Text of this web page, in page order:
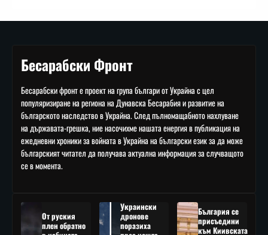
Бесарабски Фронт
Бесарабски фронт е проект на група българи от Украйна с цел
популяризиране на региона на Дунавска Бесарабия и развитие на
българското наследство в Украйна. След пълномащабното нахлуване
на държавата-грешка, ние насочихме нашата енергия в публикация на
ежедневни хроники за войната в Украйна на български език за да може
българският читател да получава актуална информация за случващото
се в момента.
От руския
плен обратно
Украински
дронове
поразиха
България се
присъедини
към Киивската